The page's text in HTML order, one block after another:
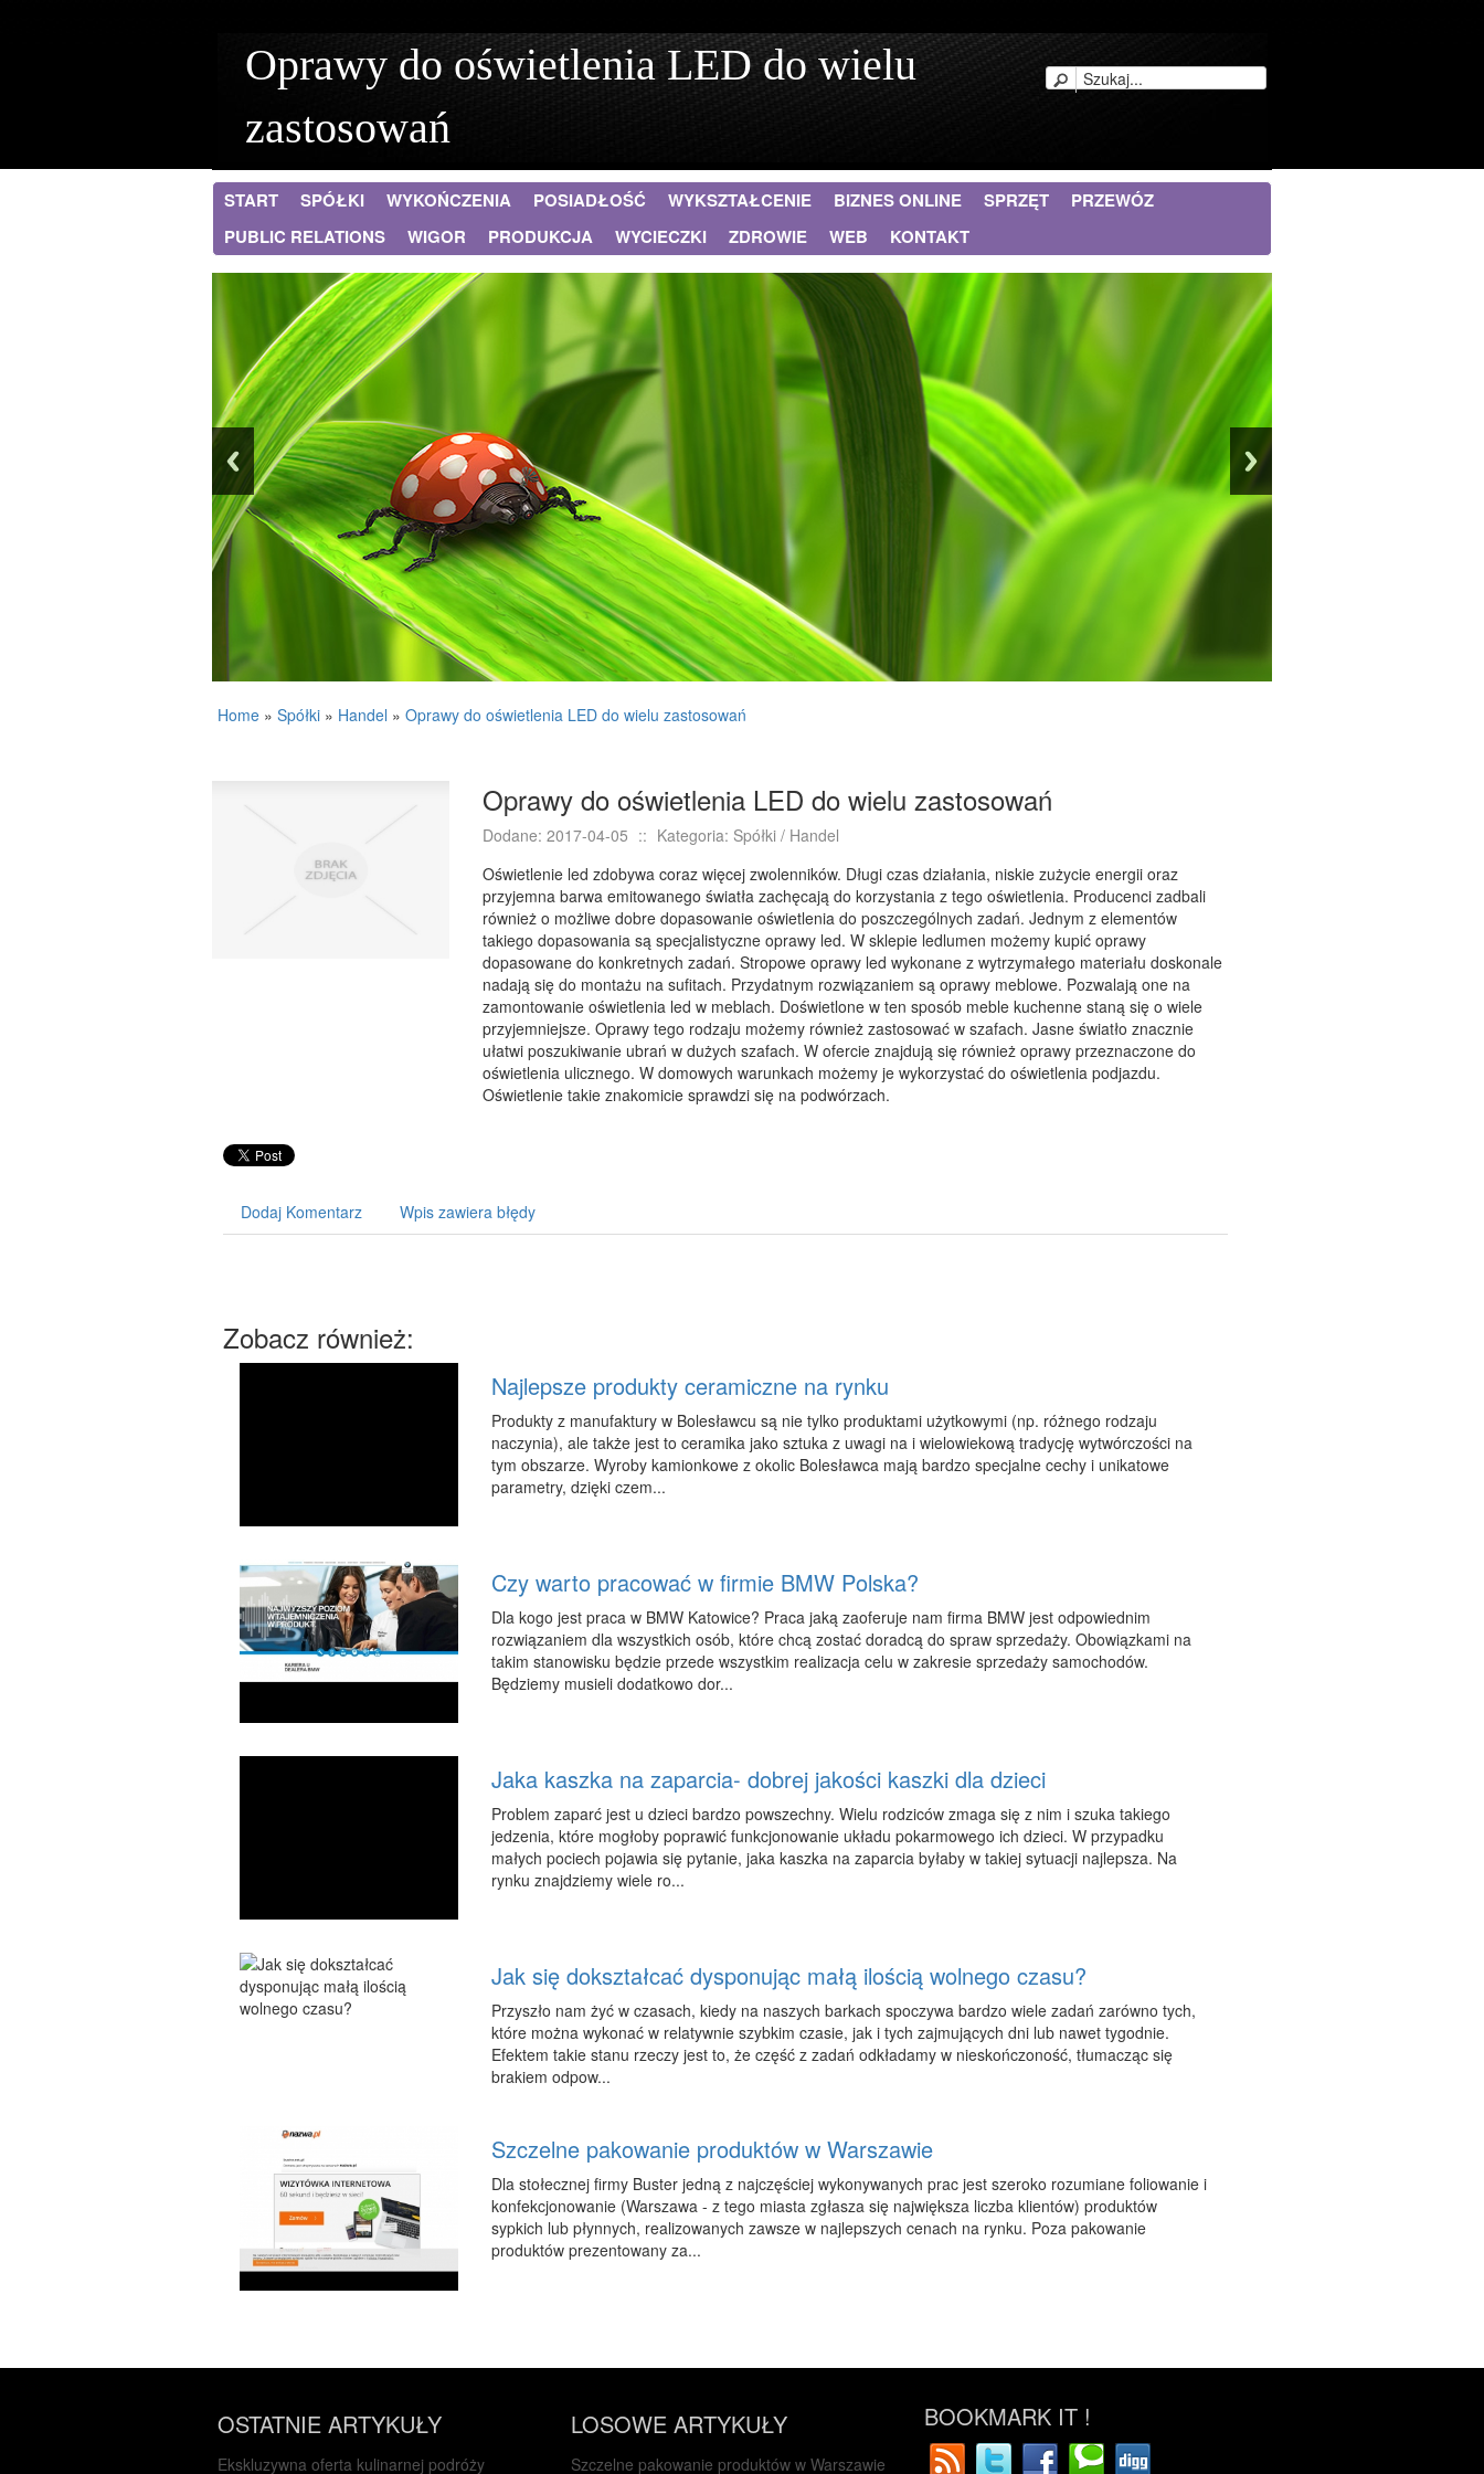
Oprawy do oświetlenia LED do wielu
zastosowań
START SPÓŁKI WYKOŃCZENIA POSIADŁOŚĆ WYKSZTAŁCENIE BIZNES ONLINE SPRZĘT
PRZEWÓZ
PUBLIC RELATIONS
WIGOR PRODUKCJA WYCIECZKI ZDROWIE WEB KONTAKT
Home » Spółki » Handel » Oprawy do oświetlenia LED do wielu zastosowań
Oprawy do oświetlenia LED do wielu zastosowań
Dodane: 2017-04-05 :: Kategoria: Spółki / Handel
Oświetlenie led zdobywa coraz więcej zwolenników. Długi czas działania, niskie zużycie energii oraz
przyjemna barwa emitowanego światła zachęcają do korzystania z tego oświetlenia. Producenci zadbali
również o możliwe dobre dopasowanie oświetlenia do poszczególnych zadań. Jednym z elementów
takiego dopasowania są specjalistyczne oprawy led. W sklepie ledlumen możemy kupić oprawy
dopasowane do konkretnych zadań. Stropowe oprawy led wykonane z wytrzymałego materiału doskonale
nadają się do montażu na sufitach. Przydatnym rozwiązaniem są oprawy meblowe. Pozwalają one na
zamontowanie oświetlenia led w meblach. Doświetlone w ten sposób meble kuchenne staną się o wiele
przyjemniejsze. Oprawy tego rodzaju możemy również zastosować w szafach. Jasne światło znacznie
ułatwi poszukiwanie ubrań w dużych szafach. W ofercie znajdują się również oprawy przeznaczone do
oświetlenia ulicznego. W domowych warunkach możemy je wykorzystać do oświetlenia podjazdu.
Oświetlenie takie znakomicie sprawdzi się na podwórzach.
Dodaj Komentarz Wpis zawiera błędy
Zobacz również:
Najlepsze produkty ceramiczne na rynku
Produkty z manufaktury w Bolesławcu są nie tylko produktami użytkowymi (np. różnego rodzaju
naczynia), ale także jest to ceramika jako sztuka z uwagi na i wielowiekową tradycję wytwórczości na
tym obszarze. Wyroby kamionkowe z okolic Bolesławca mają bardzo specjalne cechy i unikatowe
parametry, dzięki czem...
Czy warto pracować w firmie BMW Polska?
Dla kogo jest praca w BMW Katowice? Praca jaką zaoferuje nam firma BMW jest odpowiednim
rozwiązaniem dla wszystkich osób, które chcą zostać doradcą do spraw sprzedaży. Obowiązkami na
takim stanowisku będzie przede wszystkim realizacja celu w zakresie sprzedaży samochodów.
Będziemy musieli dodatkowo dor...
Jaka kaszka na zaparcia- dobrej jakości kaszki dla dzieci
Problem zaparć jest u dzieci bardzo powszechny. Wielu rodziców zmaga się z nim i szuka takiego
jedzenia, które mogłoby poprawić funkcjonowanie układu pokarmowego ich dzieci. W przypadku
małych pociech pojawia się pytanie, jaka kaszka na zaparcia byłaby w takiej sytuacji najlepsza. Na
rynku znajdziemy wiele ro...
Jak się dokształcać dysponując małą ilością wolnego czasu?
Przyszło nam żyć w czasach, kiedy na naszych barkach spoczywa bardzo wiele zadań zarówno tych,
które można wykonać w relatywnie szybkim czasie, jak i tych zajmujących dni lub nawet tygodnie.
Efektem takie stanu rzeczy jest to, że część z zadań odkładamy w nieskończoność, tłumacząc się
brakiem odpow...
Szczelne pakowanie produktów w Warszawie
Dla stołecznej firmy Buster jedną z najczęściej wykonywanych prac jest szeroko rozumiane foliowanie i
konfekcjonowanie (Warszawa - z tego miasta zgłasza się największa liczba klientów) produktów
sypkich lub płynnych, realizowanych zawsze w najlepszych cenach na rynku. Poza pakowanie
produktów prezentowany za...
OSTATNIE ARTYKUŁY
Ekskluzywna oferta kulinarnej podróży
LOSOWE ARTYKUŁY
Szczelne pakowanie produktów w Warszawie
BOOKMARK IT !